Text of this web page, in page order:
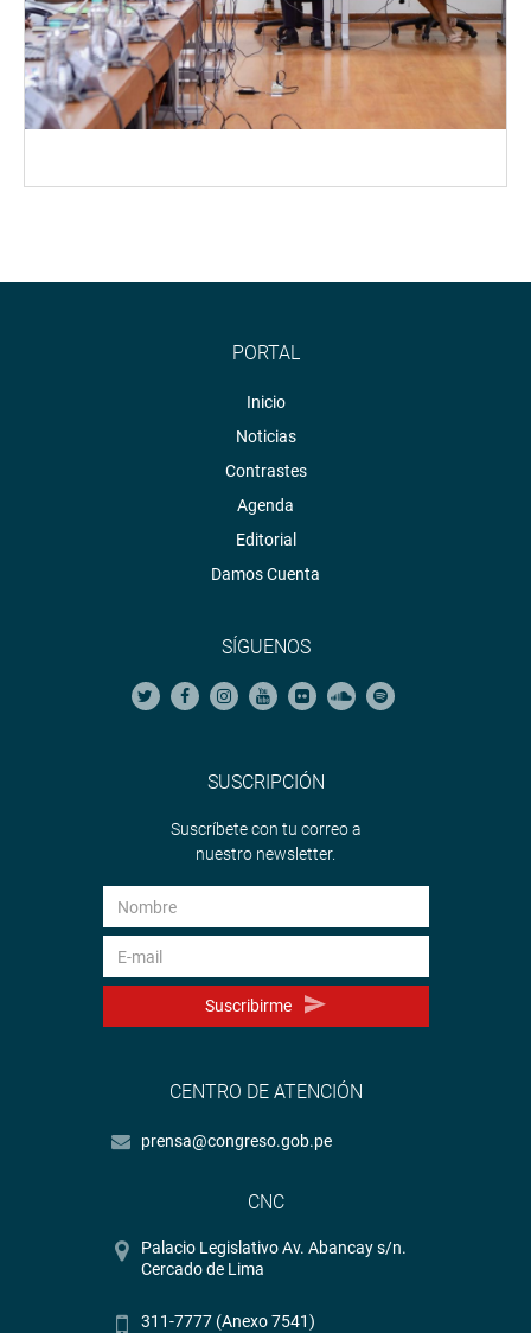
PORTAL
Inicio
Noticias
Contrastes
Agenda
Editorial
Damos Cuenta
SÍGUENOS
SUSCRIPCIÓN
Suscríbete con tu correo a
nuestro newsletter.
Suscribirme
CENTRO DE ATENCIÓN
prensa@congreso.gob.pe
CNC
Palacio Legislativo Av. Abancay s/n.
Cercado de Lima
311-7777 (Anexo 7541)